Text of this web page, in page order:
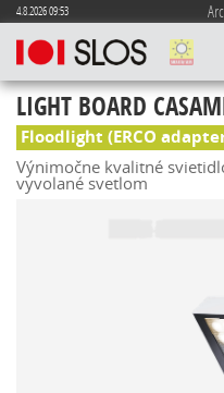
4.8.2026 09:53
LIGHT BOARD
Floodlight (ERCO
Výnimočne kvalitné
vyvolané svetlom